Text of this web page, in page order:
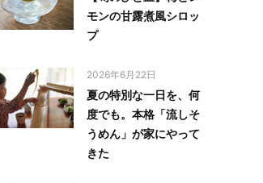
モンの甘露煮風シロッ
プ
2026年6月22日
夏の特別な一日を、何
度でも。本格「流しそ
うめん」が家にやって
きた